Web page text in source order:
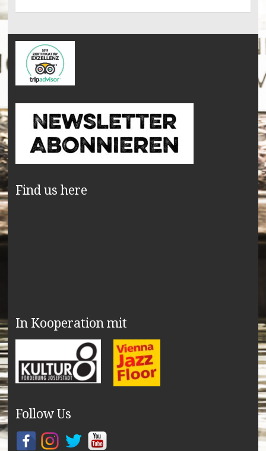
Find us here
In Kooperation mit
Follow Us